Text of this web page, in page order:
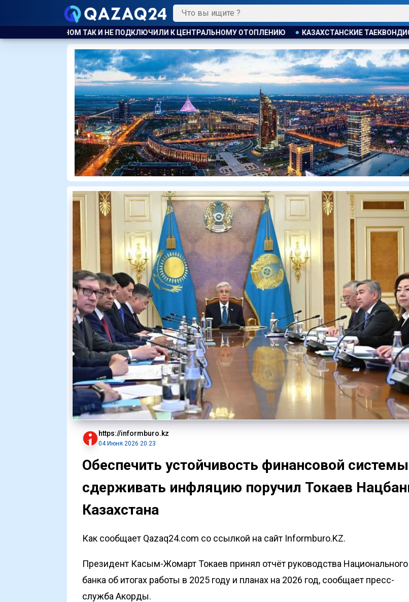
К ЦЕНТРАЛЬНОМУ ОТОПЛЕНИЮ КАЗАХСТАНСКИЕ ТАЕКВОНДИСТЫ ЗАВОЕВАЛИ ЧЕТЫРЕ
https://informburo.kz
04 Июня 2026 20:23
Обеспечить устойчивость финансовой
сдерживать инфляцию поручил Токаев
Казахстана
Как сообщает Qazaq24.com со ссылкой на сайт Informburo.KZ.
Президент Касым-Жомарт Токаев принял отчёт руководства Национального
банка об итогах работы в 2025 году и планах на 2026 год, сообщает пресс-
служба Акорды.